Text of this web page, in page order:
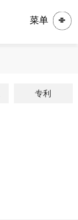
菜单
专利